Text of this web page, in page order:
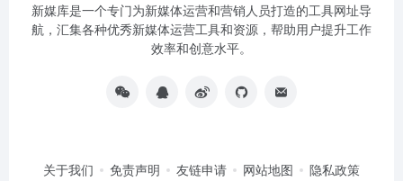
新媒库是一个专门为新媒体运营和营销人员打造的工具网址导
航，汇集各种优秀新媒体运营工具和资源，帮助用户提升工作
效率和创意水平。
关于我们 免责声明 友链申请 网站地图 隐私政策